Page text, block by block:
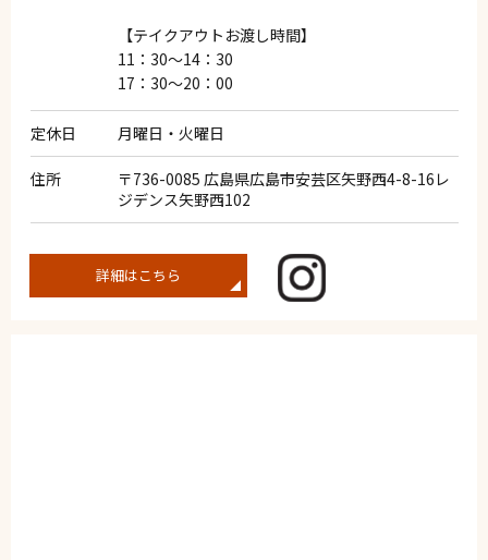
【テイクアウトお渡し時間】
11：30～14：30
17：30～20：00
定休日 月曜日・火曜日
住所
〒736-0085 広島県広島市安芸区矢野西4-8-16レ
ジデンス矢野西102
詳細はこちら